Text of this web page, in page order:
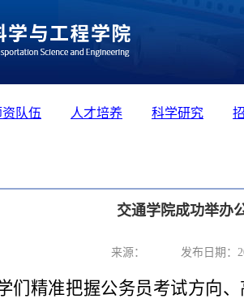
资队伍 人才培养 科学研究
交通学院成功举办
来源： 发布日期：
们精准把握公务员考试方向